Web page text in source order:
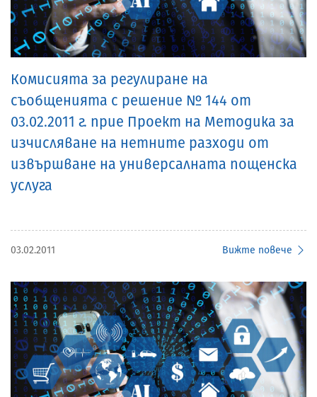
Комисията за регулиране на
съобщенията с решение № 144 от
03.02.2011 г. прие Проект на Методика за
изчисляване на нетните разходи от
извършване на универсалната пощенска
услуга
03.02.2011 Вижте повече